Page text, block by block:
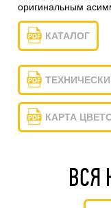
оригинальным
КАТАЛОГ
КАРТА
ВСЯ